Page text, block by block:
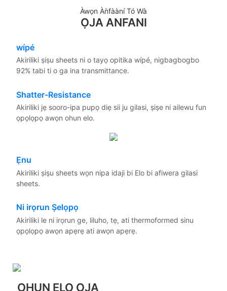
Àwọn Àǹfààní Tó Wà
ỌJA ANFANI
wípé
Akiriliki ṣiṣu sheets ni o tayọ opitika wípé, nigbagbogbo
92% tabi ti o ga ina transmittance.
Shatter-Resistance
Akiriliki jẹ sooro-ipa pupọ diẹ sii ju gilasi, ṣiṣe ni ailewu fun
ọpọlọpọ awọn ohun elo.
Ẹnu
Akiriliki ṣiṣu sheets wọn nipa idaji bi Elo bi afiwera gilasi
sheets.
Ni irọrun Ṣelọpọ
Akiriliki le ni irọrun ge, liluho, tẹ, ati thermoformed sinu
ọpọlọpọ awọn apẹrẹ ati awọn apẹrẹ.
OHUN ELO ỌJA